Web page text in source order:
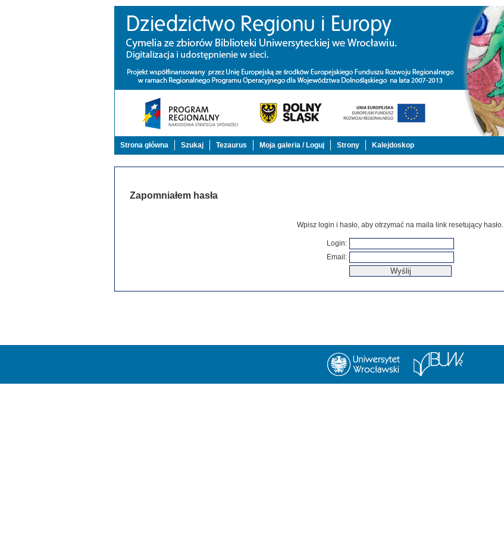
Strona główna Szukaj Tezaurus Moja galeria / Loguj Strony Kalejdoskop
Zapomniałem hasła
Wpisz login i hasło, aby otrzymać na maila link resetujący hasło.
Login:
Email :